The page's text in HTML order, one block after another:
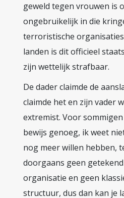
geweld tegen vrouwen is
ongebruikelijk in die
terroristische
landen is dit officieel
zijn wettelijk strafbaar.
De dader claimde de
claimde het en zijn vader
extremist. Voor
bewijs genoeg, ik weet
nog meer willen hebben,
doorgaans geen
organisatie en geen
structuur, dus dan kan je